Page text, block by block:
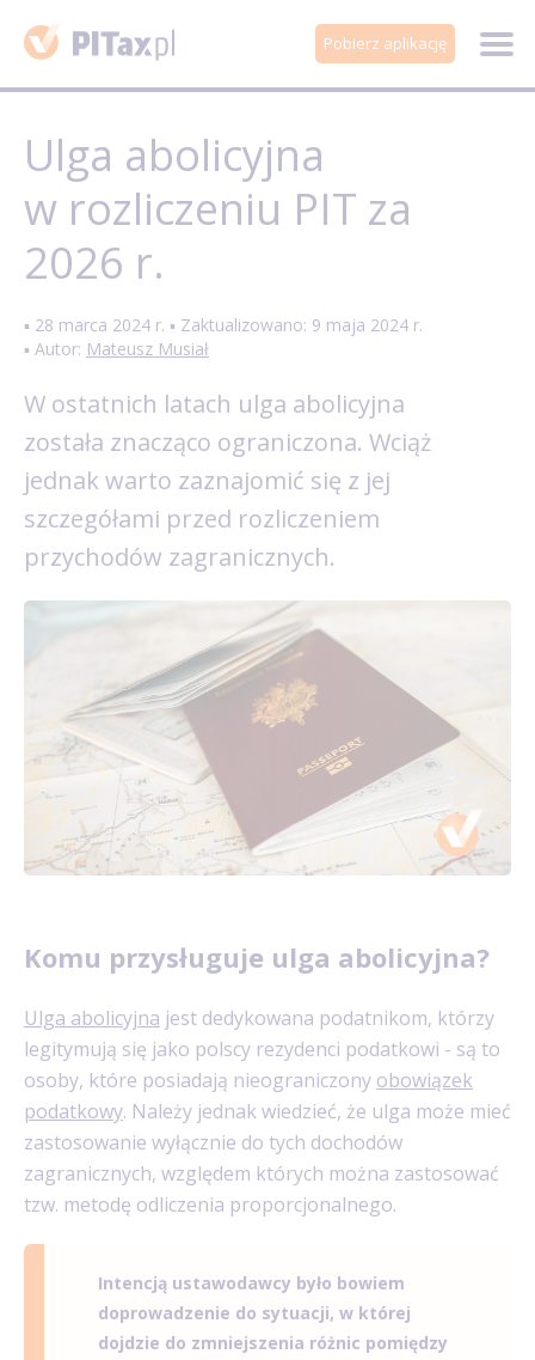
Pobierz aplikację
Ulga abolicyjna
w rozliczeniu PIT za
2026 r.
▪ 28 marca 2024 r. ▪ Zaktualizowano: 9 maja 2024 r.
▪ Autor: Mateusz Musiał
W ostatnich latach ulga abolicyjna
została znacząco ograniczona. Wciąż
jednak warto zaznajomić się z jej
szczegółami przed rozliczeniem
przychodów zagranicznych.
Komu przysługuje ulga abolicyjna?
Ulga abolicyjna jest dedykowana podatnikom, którzy
legitymują się jako polscy rezydenci podatkowi - są to
osoby, które posiadają nieograniczony obowiązek
podatkowy. Należy jednak wiedzieć, że ulga może mieć
zastosowanie wyłącznie do tych dochodów
zagranicznych, względem których można zastosować
tzw. metodę odliczenia proporcjonalnego.
Intencją ustawodawcy było bowiem
doprowadzenie do sytuacji, w której
dojdzie do zmniejszenia różnic pomiędzy